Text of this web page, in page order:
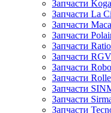
Запчасти
Запчасти La
Запчасти
Запчасти
Запчасти
Запчасти RGV
Запчасти
Запчасти
Запчасти
Запчасти
Запчасти